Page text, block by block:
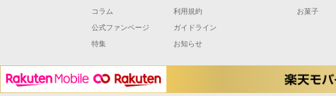
コラム
公式ファンページ
特集
利用規約
ガイドライン
お知らせ
お菓子